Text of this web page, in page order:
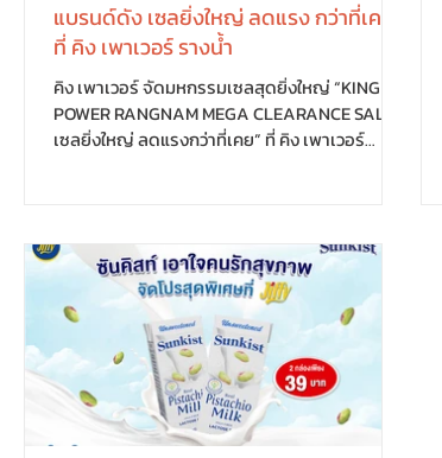
แบรนด์ดัง เซลยิ่งใหญ่ ลดแรง กว่าที่เคย
ที่ คิง เพาเวอร์ รางน้ำ
คิง เพาเวอร์ จัดมหกรรมเซลสุดยิ่งใหญ่ “KING
POWER RANGNAM MEGA CLEARANCE SALE
เซลยิ่งใหญ่ ลดแรงกว่าที่เคย” ที่ คิง เพาเวอร์